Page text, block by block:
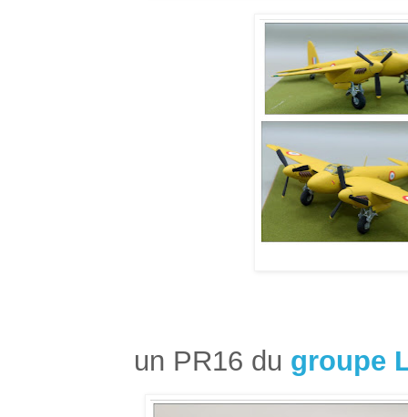
un PR16 du groupe